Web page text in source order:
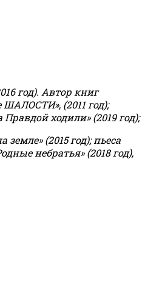
год). Автор книг
ШАЛОСТИ», (2011 год);
Правдой ходили» (2019 год);
(2015 год); пьеса
небратья» (2018 год),